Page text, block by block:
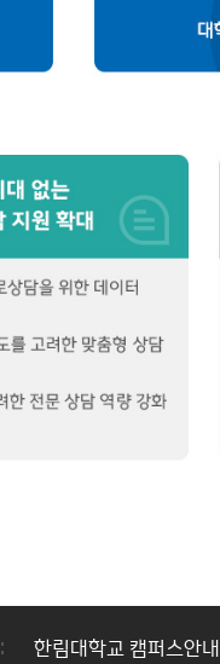
한림대학교 캠퍼스안내